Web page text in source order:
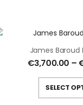
James Baroud
€3,700.00 –
SELECT